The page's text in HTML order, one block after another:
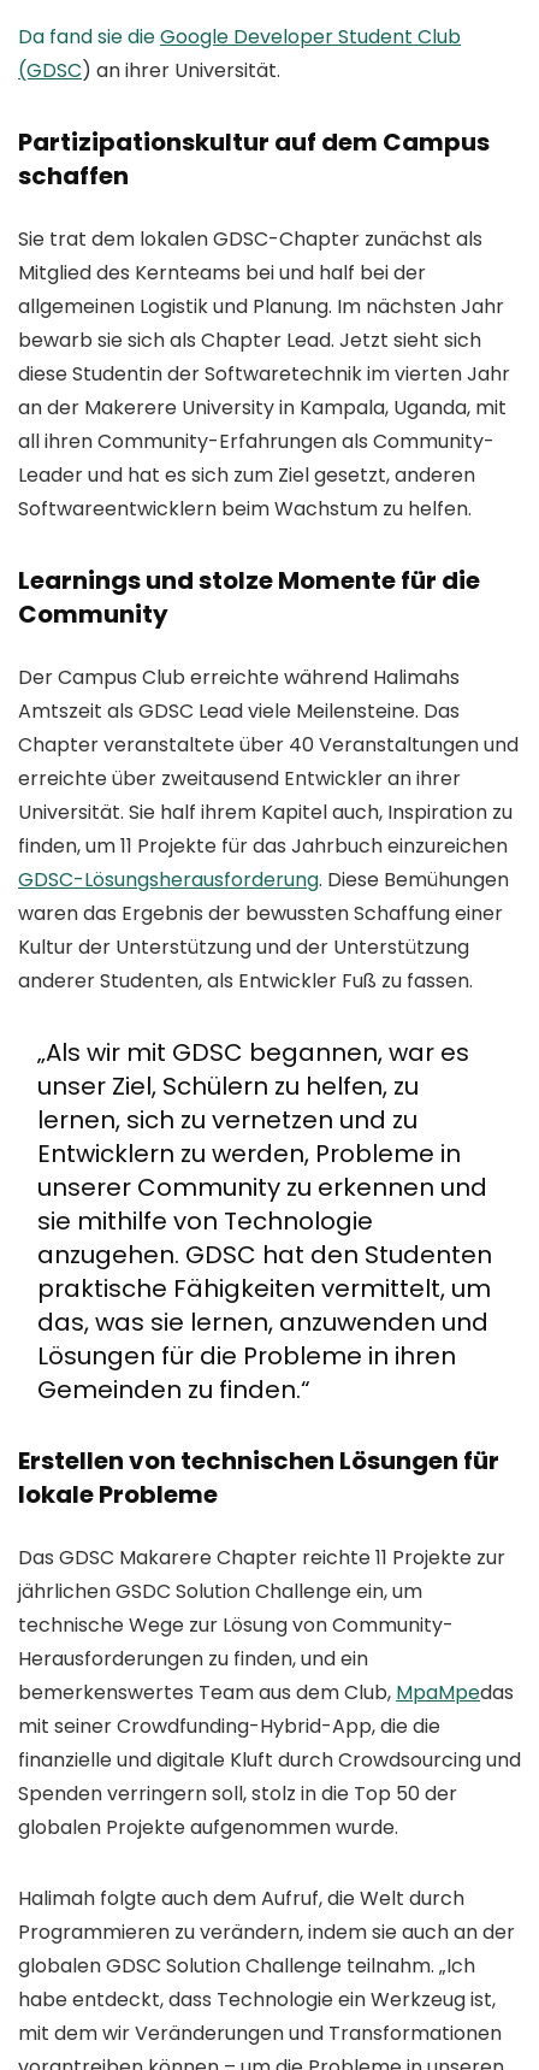
Da fand sie dieGoogle Developer Student Club
(GDSC) an ihrer Universität.
Partizipationskultur auf dem Campus
schaffen
Sie trat dem lokalen GDSC-Chapter zunächst als
Mitglied des Kernteams bei und half bei der
allgemeinen Logistik und Planung. Im nächsten Jahr
bewarb sie sich als Chapter Lead. Jetzt sieht sich
diese Studentin der Softwaretechnik im vierten Jahr
an der Makerere University in Kampala, Uganda, mit
all ihren Community-Erfahrungen als Community-
Leader und hat es sich zum Ziel gesetzt, anderen
Softwareentwicklern beim Wachstum zu helfen.
Learnings und stolze Momente für die
Community
Der Campus Club erreichte während Halimahs
Amtszeit als GDSC Lead viele Meilensteine. Das
Chapter veranstaltete über 40 Veranstaltungen und
erreichte über zweitausend Entwickler an ihrer
Universität. Sie half ihrem Kapitel auch, Inspiration zu
finden, um 11 Projekte für das Jahrbuch einzureichen
GDSC-Lösungsherausforderung. Diese Bemühungen
waren das Ergebnis der bewussten Schaffung einer
Kultur der Unterstützung und der Unterstützung
anderer Studenten, als Entwickler Fuß zu fassen.
„Als wir mit GDSC begannen, war es
unser Ziel, Schülern zu helfen, zu
lernen, sich zu vernetzen und zu
Entwicklern zu werden, Probleme in
unserer Community zu erkennen und
sie mithilfe von Technologie
anzugehen. GDSC hat den Studenten
praktische Fähigkeiten vermittelt, um
das, was sie lernen, anzuwenden und
Lösungen für die Probleme in ihren
Gemeinden zu finden.“
Erstellen von technischen Lösungen für
lokale Probleme
Das GDSC Makarere Chapter reichte 11 Projekte zur
jährlichen GSDC Solution Challenge ein, um
technische Wege zur Lösung von Community-
Herausforderungen zu finden, und ein
bemerkenswertes Team aus dem Club, MpaMpedas
mit seiner Crowdfunding-Hybrid-App, die die
finanzielle und digitale Kluft durch Crowdsourcing und
Spenden verringern soll, stolz in die Top 50 der
globalen Projekte aufgenommen wurde.
Halimah folgte auch dem Aufruf, die Welt durch
Programmieren zu verändern, indem sie auch an der
globalen GDSC Solution Challenge teilnahm. „Ich
habe entdeckt, dass Technologie ein Werkzeug ist,
mit dem wir Veränderungen und Transformationen